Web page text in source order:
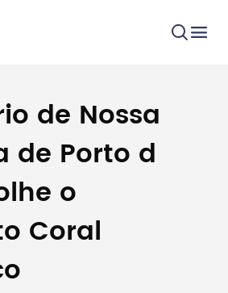
de Nossa
de Porto d
o
Coral